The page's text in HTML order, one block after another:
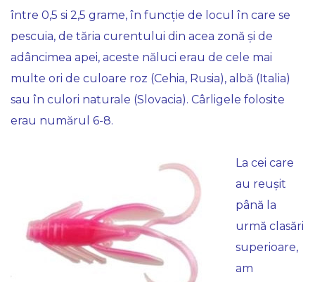
între 0,5 si 2,5 grame, în funcție de locul în care se
pescuia, de tăria curentului din acea zonă și de
adâncimea apei, aceste năluci erau de cele mai
multe ori de culoare roz (Cehia, Rusia), albă (Italia)
sau în culori naturale (Slovacia). Cârligele folosite
erau numărul 6-8.
La cei care
au reușit
până la
urmă clasări
superioare,
am